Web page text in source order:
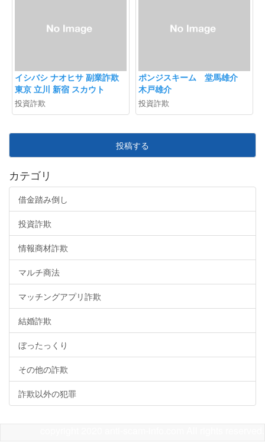
イシバシ ナオヒサ 副業詐欺
東京 立川 新宿 スカウト
投資詐欺
ポンジスキーム 堂馬雄介
木戸雄介
投資詐欺
投稿する
カテゴリ
借金踏み倒し
投資詐欺
情報商材詐欺
マルチ商法
マッチングアプリ詐欺
結婚詐欺
ぼったっくり
その他の詐欺
詐欺以外の犯罪